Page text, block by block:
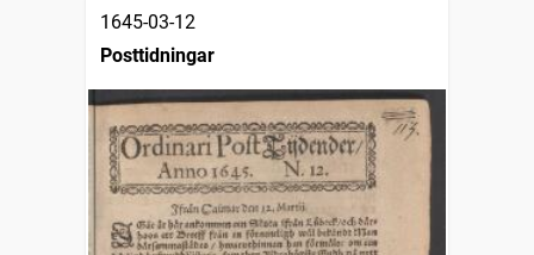
1645-03-12
Posttidningar